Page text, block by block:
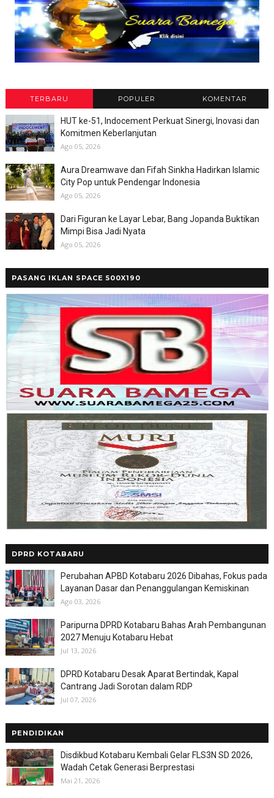
TERBARU POPULER KOMENTAR
HUT ke-51, Indocement Perkuat Sinergi, Inovasi dan
Komitmen Keberlanjutan
Ago 05, 2026
Aura Dreamwave dan Fifah Sinkha Hadirkan Islamic
City Pop untuk Pendengar Indonesia
Ago 05, 2026
Dari Figuran ke Layar Lebar, Bang Jopanda Buktikan
Mimpi Bisa Jadi Nyata
Ago 05, 2026
PASANG IKLAN SPACE 500X190
DPRD KOTABARU
Perubahan APBD Kotabaru 2026 Dibahas, Fokus pada
Layanan Dasar dan Penanggulangan Kemiskinan
Ago 03, 2026
Paripurna DPRD Kotabaru Bahas Arah Pembangunan
2027 Menuju Kotabaru Hebat
Jul 13, 2026
DPRD Kotabaru Desak Aparat Bertindak, Kapal
Cantrang Jadi Sorotan dalam RDP
Jul 07, 2026
PENDIDIKAN
Disdikbud Kotabaru Kembali Gelar FLS3N SD 2026,
Wadah Cetak Generasi Berprestasi
Mai 21, 2026